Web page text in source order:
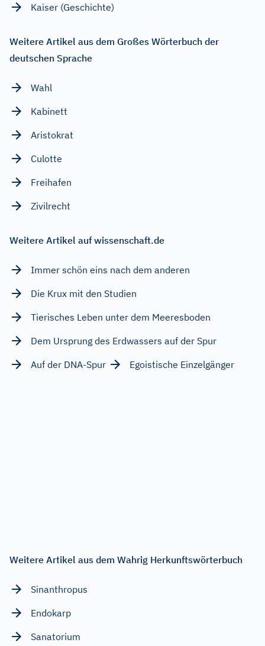
Kaiser (Geschichte)
Weitere Artikel aus dem Großes Wörterbuch der
deutschen Sprache
Wahl
Kabinett
Aristokrat
Culotte
Freihafen
Zivilrecht
Weitere Artikel auf wissenschaft.de
Immer schön eins nach dem anderen
Die Krux mit den Studien
Tierisches Leben unter dem Meeresboden
Dem Ursprung des Erdwassers auf der Spur
Auf der DNA-Spur
Egoistische Einzelgänger
Weitere Artikel aus dem Wahrig Herkunftswörterbuch
Sinanthropus
Endokarp
Sanatorium